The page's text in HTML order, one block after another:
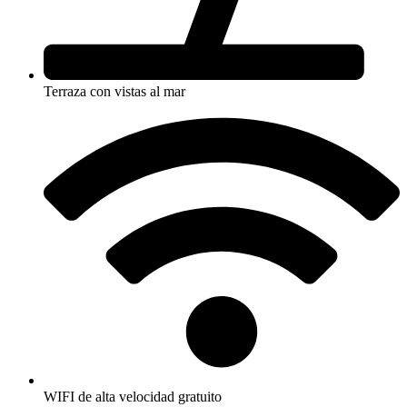
Terraza con vistas al mar
WIFI de alta velocidad gratuito